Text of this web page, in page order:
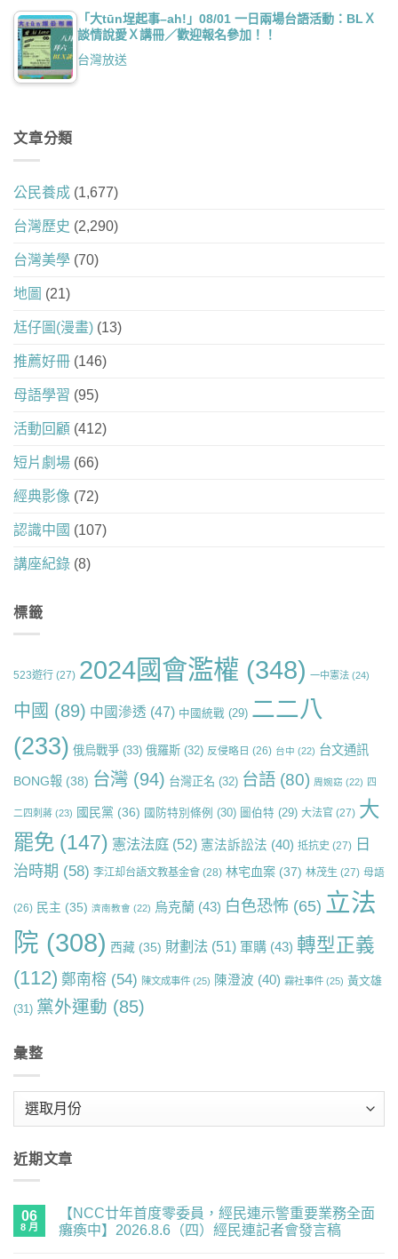
「大tūn埕起事–ah!」08/01 一日兩場台語活動：BLＸ
談情說愛Ｘ講冊／歡迎報名參加！！
台灣放送
文章分類
公民養成 (1,677)
台灣歷史 (2,290)
台灣美學 (70)
地圖 (21)
尪仔圖(漫畫) (13)
推薦好冊 (146)
母語學習 (95)
活動回顧 (412)
短片劇場 (66)
經典影像 (72)
認識中國 (107)
講座紀錄 (8)
標籤
523遊行 (27) 2024國會濫權 (348) 一中憲法 (24)
中國 (89) 中國滲透 (47) 中國統戰 (29) 二二八
(233) 俄烏戰爭 (33) 俄羅斯 (32) 反侵略日 (26) 台中 (22) 台文通訊
BONG報 (38) 台灣 (94) 台灣正名 (32) 台語 (80) 周婉窈 (22) 四
二四刺蔣 (23) 國民黨 (36) 國防特別條例 (30) 圖伯特 (29) 大法官 (27) 大
罷免 (147) 憲法法庭 (52) 憲法訴訟法 (40) 抵抗史 (27) 日
治時期 (58) 李江却台語文教基金會 (28) 林宅血案 (37) 林茂生 (27) 母語
(26) 民主 (35) 濟南教會 (22) 烏克蘭 (43) 白色恐怖 (65) 立法
院 (308) 西藏 (35) 財劃法 (51) 軍購 (43) 轉型正義
(112) 鄭南榕 (54) 陳文成事件 (25) 陳澄波 (40) 霧社事件 (25) 黃文雄
(31) 黨外運動 (85)
彙整
近期文章
06
8 月
【NCC廿年首度零委員，經民連示警重要業務全面
癱瘓中】2026.8.6（四）經民連記者會發言稿